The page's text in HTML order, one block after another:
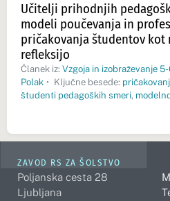
Učitelji prihodnjih
modeli poučevanja in
pričakovanja študentov kot
refleksijo
Članek iz: Vzgoja in izobraževanje
Polak • Ključne besede:
študenti pedagoških smeri,
ZAVOD RS ZA ŠOLSTVO
Poljanska cesta 28
Ljubljana